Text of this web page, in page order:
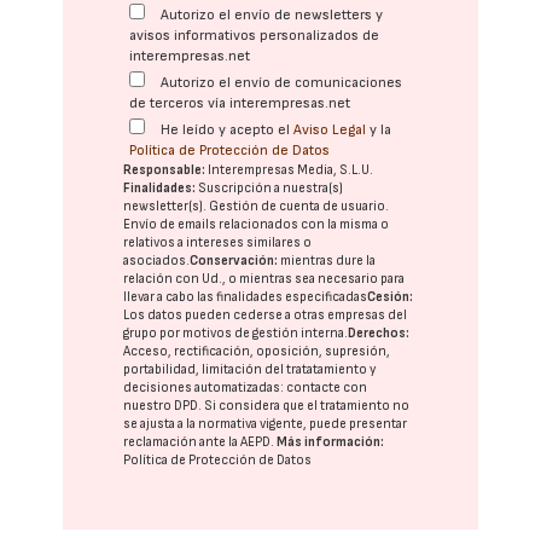
Autorizo el envío de newsletters y
avisos informativos personalizados de
interempresas.net
Autorizo el envío de comunicaciones
de terceros vía interempresas.net
He leído y acepto elAviso Legal y la
Política de Protección de Datos
Responsable: Interempresas Media, S.L.U.
Finalidades: Suscripción a nuestra(s)
newsletter(s). Gestión de cuenta de usuario.
Envío de emails relacionados con la misma o
relativos a intereses similares o
asociados.Conservación: mientras dure la
relación con Ud., o mientras sea necesario para
llevar a cabo las finalidades especificadasCesión:
Los datos pueden cederse a otras empresas del
grupo por motivos de gestión interna. Derechos:
Acceso, rectificación, oposición, supresión,
portabilidad, limitación del tratatamiento y
decisiones automatizadas: contacte con
nuestro DPD. Si considera que el tratamiento no
se ajusta a la normativa vigente, puede presentar
reclamación ante laAEPD. Más información:
Política de Protección de Datos